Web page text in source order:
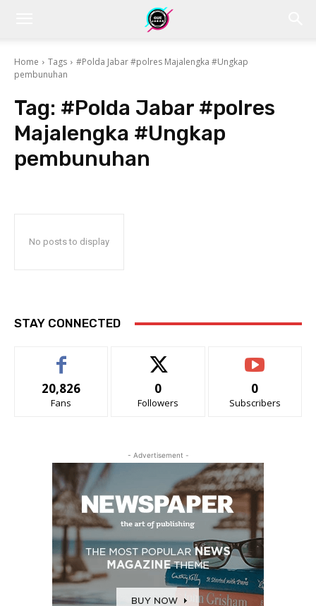
Home Tags
#Polda Jabar #polres Majalengka #Ungkap
pembunuhan
Tag: #Polda Jabar #polres
Majalengka #Ungkap
pembunuhan
No posts to display
STAY CONNECTED
20,826
Fans
0
Followers
0
Subscribers
- Advertisement -